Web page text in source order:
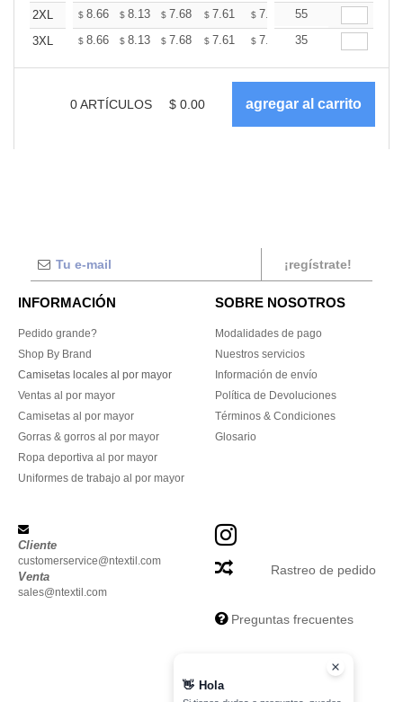
2XL
$ 8.66 $ 8.13 $ 7.68 $ 7.61 $ 7.48 $7.41
55
3XL
$ 8.66 $ 8.13 $ 7.68 $ 7.61 $ 7.48 $7.41
35
0ARTÍCULOS $ 0.00
¡regístrate!
INFORMACIÓN
Pedido grande?
Shop By Brand
Camisetas locales al por mayor
Ventas al por mayor
Camisetas al por mayor
Gorras & gorros al por mayor
Ropa deportiva al por mayor
Uniformes de trabajo al por mayor
SOBRE NOSOTROS
Modalidades de pago
Nuestros servicios
Información de envío
Política de Devoluciones
Términos & Condiciones
Glosario
Cliente
customerservice@ntextil.com
Venta
sales@ntextil.com
Rastreo de pedido
Preguntas frecuentes
👋 Hola